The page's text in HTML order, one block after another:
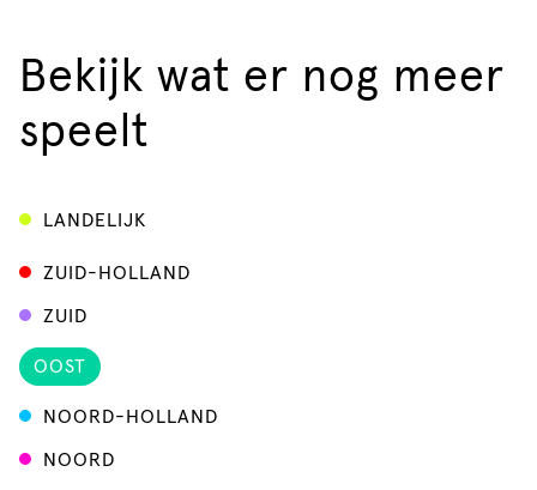
Bekijk wat er nog meer
speelt
LANDELIJK
ZUID-HOLLAND
ZUID
OOST
NOORD-HOLLAND
NOORD